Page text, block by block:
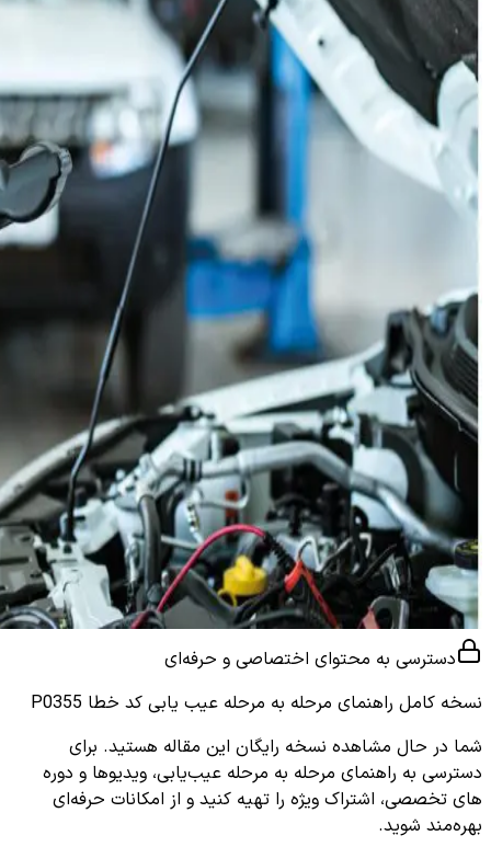
دسترسی به محتوای اختصاصی و حرفه‌ای
نسخه کامل راهنمای مرحله به مرحله عیب یابی کد خطا P0355
شما در حال مشاهده نسخه رایگان این مقاله هستید. برای
دسترسی به راهنمای مرحله به مرحله عیب‌یابی، ویدیوها و دوره
های تخصصی، اشتراک ویژه را تهیه کنید و از امکانات حرفه‌ای
بهره‌مند شوید.